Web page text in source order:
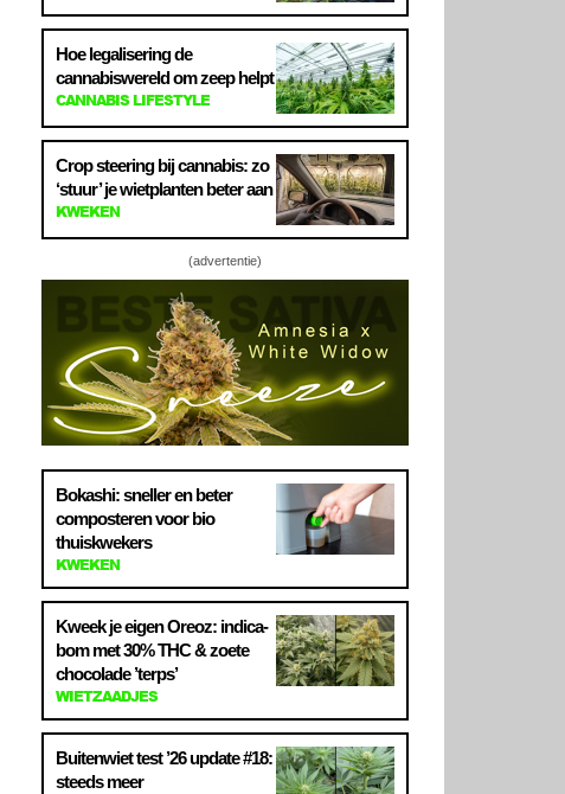
Hoe legalisering de
cannabiswereld om zeep helpt
CANNABIS LIFESTYLE
Crop steering bij cannabis: zo
‘stuur’ je wietplanten beter aan
KWEKEN
(advertentie)
Bokashi: sneller en beter
composteren voor bio
thuiskwekers
KWEKEN
Kweek je eigen Oreoz: indica-
bom met 30% THC & zoete
chocolade ’terps’
WIETZAADJES
Buitenwiet test ’26 update #18:
steeds meer